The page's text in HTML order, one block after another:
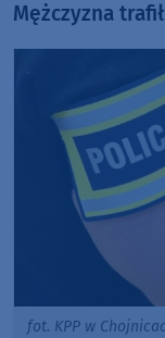
Mężczyzna
fot. KPP w